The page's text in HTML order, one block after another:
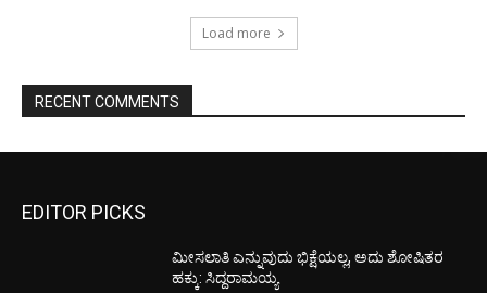
Load more
RECENT COMMENTS
EDITOR PICKS
ಮೀಸಲಾತಿ ಎನ್ನುವುದು ಭಿಕ್ಷೆಯಲ್ಲ, ಅದು ಶೋಷಿತರ
ಹಕ್ಕು: ಸಿದ್ದರಾಮಯ್ಯ